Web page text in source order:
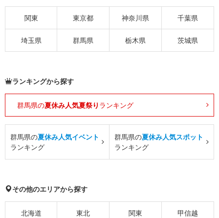
関東 東京都 神奈川県 千葉県
埼玉県 群馬県 栃木県 茨城県
ランキングから探す
群馬県の夏休み人気夏祭り ランキング
群馬県の夏休み人気イベント
ランキング
群馬県の夏休み人気スポット
ランキング
その他のエリアから探す
北海道 東北 関東 甲信越